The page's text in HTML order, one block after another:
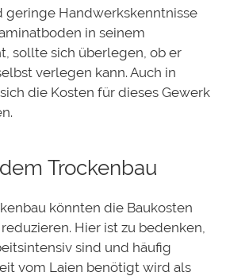
geringe Handwerkskenntnisse
in seinem
sollte sich überlegen, ob er
verlegen kann. Auch in
die Kosten für dieses Gewerk
Trockenbau
könnten die Baukosten
Hier ist zu bedenken,
sind und häufig
vom Laien benötigt wird als